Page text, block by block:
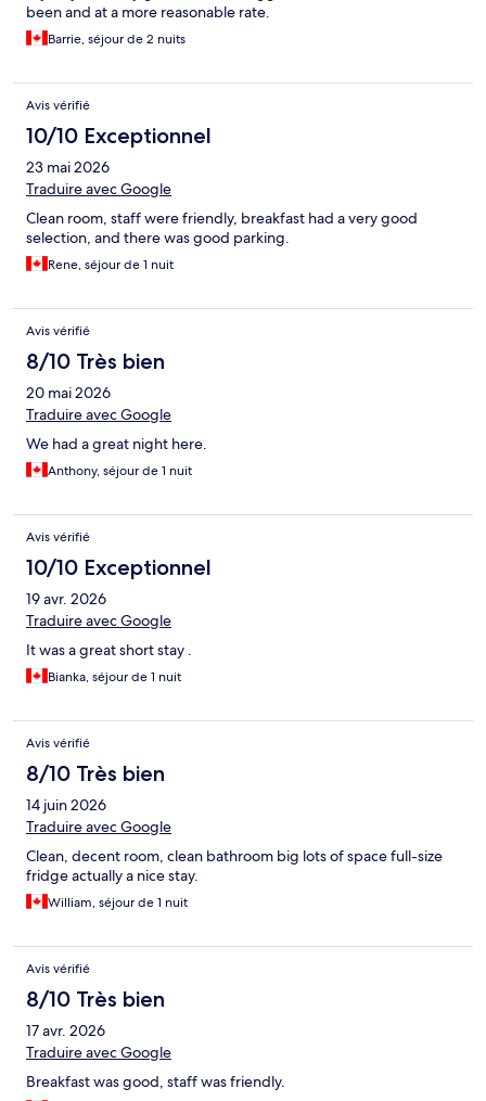
been and at a more reasonable rate.
Barrie, séjour de 2 nuits
Avis vérifié
10/10 Exceptionnel
23 mai 2026
Traduire avec Google
Clean room, staff were friendly, breakfast had a very good
selection, and there was good parking.
Rene, séjour de 1 nuit
Avis vérifié
8/10 Très bien
20 mai 2026
Traduire avec Google
We had a great night here.
Anthony, séjour de 1 nuit
Avis vérifié
10/10 Exceptionnel
19 avr. 2026
Traduire avec Google
It was a great short stay .
Bianka, séjour de 1 nuit
Avis vérifié
8/10 Très bien
14 juin 2026
Traduire avec Google
Clean, decent room, clean bathroom big lots of space full-size
fridge actually a nice stay.
William, séjour de 1 nuit
Avis vérifié
8/10 Très bien
17 avr. 2026
Traduire avec Google
Breakfast was good, staff was friendly.